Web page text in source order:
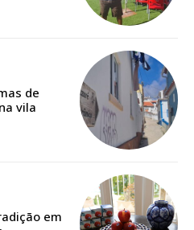
assinatura desejado:
de
vila
em